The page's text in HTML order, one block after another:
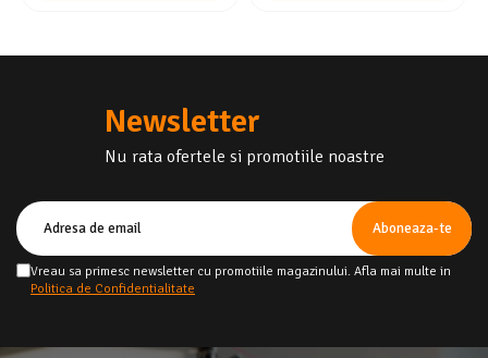
Newsletter
Nu rata ofertele si promotiile noastre
Vreau sa primesc newsletter cu promotiile magazinului. Afla mai multe in
Politica de Confidentialitate